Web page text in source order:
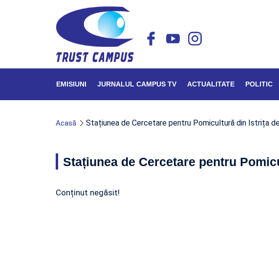
EMISIUNI JURNALUL CAMPUS TV ACTUALITATE POLITIC
Acasă Stațiunea de Cercetare pentru Pomicultură din Istrița
Stațiunea de Cercetare pentru
Conținut negăsit!